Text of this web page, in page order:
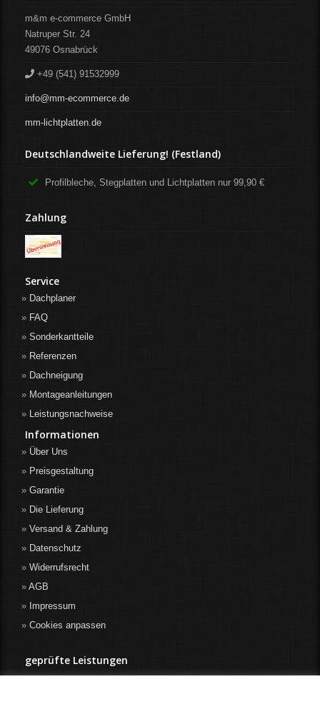
m&m e-commerce GmbH
Natruper Str. 24
49076 Osnabrück
+49 (541) 91532999
info@mm-ecommerce.de
mm-lichtplatten.de
Deutschlandweite Lieferung! (Festland)
Profilbleche, Stegplatten und Lichtplatten nur 99,90 €
Zahlung
Service
Dachplaner
FAQ
Sonderkantteile
Referenzen
Dachneigung
Montageanleitungen
Leistungsnachweise
Informationen
Über Uns
Preisgestaltung
Garantie
Die Lieferung
Versand & Zahlung
Datenschutz
Widerrufsrecht
AGB
Impressum
Cookies anpassen
geprüfte Leistungen